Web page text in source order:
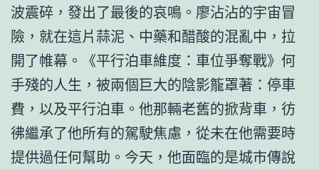
波震碎，發出了最後的哀鳴。廖沾沾的宇宙冒
險，就在這片蒜泥、中藥和醋酸的混亂中，拉
開了帷幕。《平行泊車維度：車位爭奪戰》何
手殘的人生，被兩個巨大的陰影籠罩著：停車
費，以及平行泊車。他那輛老舊的掀背車，彷
彿繼承了他所有的駕駛焦慮，從未在他需要時
提供過任何幫助。今天，他面臨的是城市傳說